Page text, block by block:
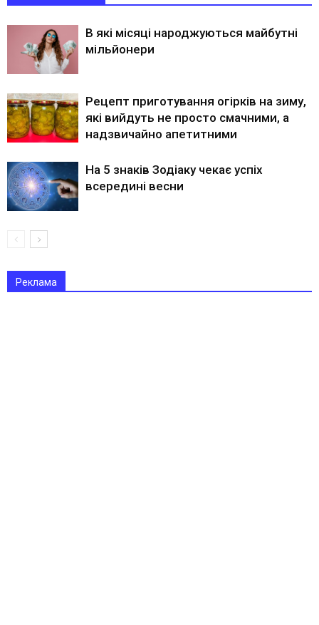
В які місяці народжуються майбутні
мільйонери
Рецепт приготування огірків на зиму,
які вийдуть не просто смачними, а
надзвичайно апетитними
На 5 знаків Зодіаку чекає успіх
всередині весни
Реклама